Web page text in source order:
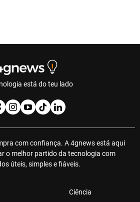
está do teu lado
com confiança. A 4gnews está aqui
o melhor partido da tecnologia com
úteis, simples e fiáveis.
Ciência